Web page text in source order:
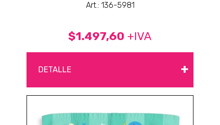
Art.: 136-5981
$1.497,60 +IVA
DETALLE +